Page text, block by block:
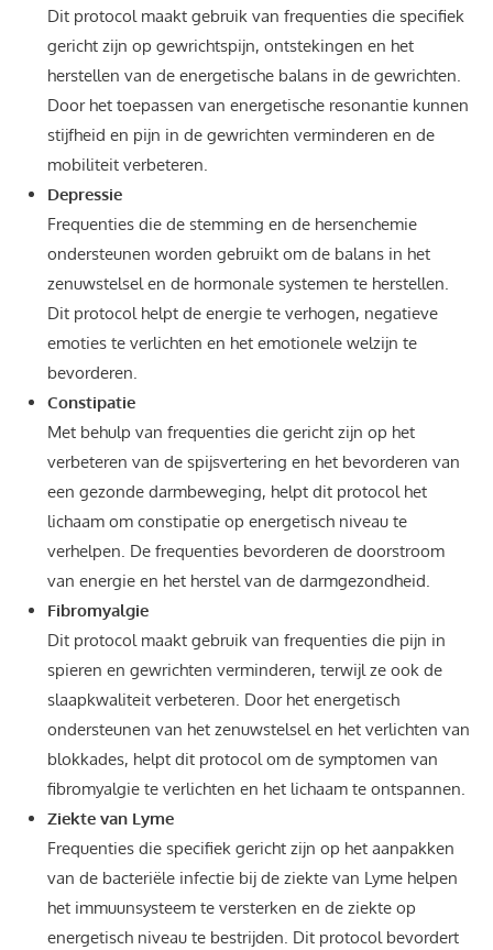
Dit protocol maakt gebruik van frequenties die specifiek
gericht zijn op gewrichtspijn, ontstekingen en het
herstellen van de energetische balans in de gewrichten.
Door het toepassen van energetische resonantie kunnen
stijfheid en pijn in de gewrichten verminderen en de
mobiliteit verbeteren.
Depressie
Frequenties die de stemming en de hersenchemie
ondersteunen worden gebruikt om de balans in het
zenuwstelsel en de hormonale systemen te herstellen.
Dit protocol helpt de energie te verhogen, negatieve
emoties te verlichten en het emotionele welzijn te
bevorderen.
Constipatie
Met behulp van frequenties die gericht zijn op het
verbeteren van de spijsvertering en het bevorderen van
een gezonde darmbeweging, helpt dit protocol het
lichaam om constipatie op energetisch niveau te
verhelpen. De frequenties bevorderen de doorstroom
van energie en het herstel van de darmgezondheid.
Fibromyalgie
Dit protocol maakt gebruik van frequenties die pijn in
spieren en gewrichten verminderen, terwijl ze ook de
slaapkwaliteit verbeteren. Door het energetisch
ondersteunen van het zenuwstelsel en het verlichten van
blokkades, helpt dit protocol om de symptomen van
fibromyalgie te verlichten en het lichaam te ontspannen.
Ziekte van Lyme
Frequenties die specifiek gericht zijn op het aanpakken
van de bacteriële infectie bij de ziekte van Lyme helpen
het immuunsysteem te versterken en de ziekte op
energetisch niveau te bestrijden. Dit protocol bevordert